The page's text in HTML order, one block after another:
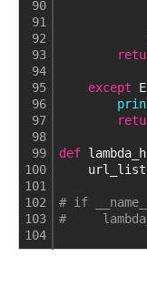
90
91
92
93
94
95
96
97
98
99
100
101
102
103
104
except
def
# if
#